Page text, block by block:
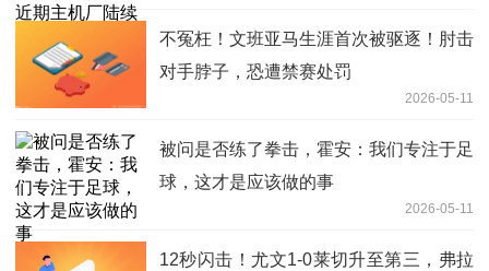
不冤枉！文班亚马生涯首次被驱逐！肘击
对手脖子，恐遭禁赛处罚
2026-05-11
被问是否练了拳击，霍安：我们专注于足
球，这才是应该做的事
2026-05-11
12秒闪击！尤文1-0莱切升至第三，弗拉